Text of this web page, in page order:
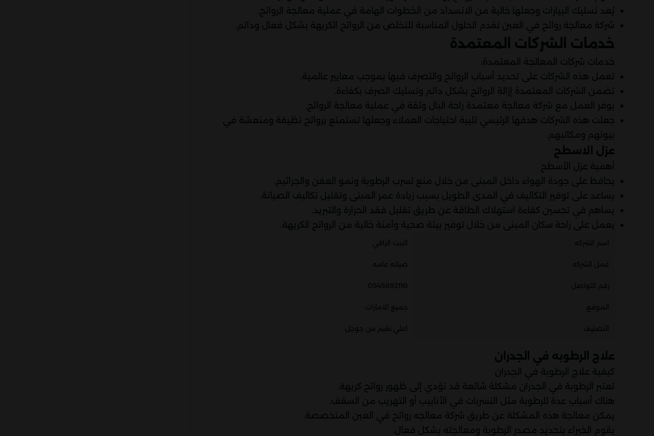
يُعد تسليك البيارات وجعلها خالية من الانسداد من الخطوات الهامة في عملية معالجة الروائح.
شركة معالجة روائح في العين تقدم الحلول المناسبة للتخلص من الروائح الكريهة بشكل فعال ودائم.
خدمات الشركات المعتمدة
خدمات شركات المعالجة المعتمدة:
تعمل هذه الشركات على تحديد أسباب الروائح والتصرف فيها بموجب معايير عالمية.
تضمن الشركات المعتمدة إزالة الروائح بشكل دائم وتسليك الصرف بكفاءة.
يوفر العمل مع شركة معالجة معتمدة راحة البال وثقة في عملية معالجة الروائح.
جعلت هذه الشركات هدفها الرئيسي تلبية احتياجات العملاء وجعلها تستمتع بروائح نظيفة ومنعشة في
بيوتهم ومكاتبهم.
عزل الاسطح
أهمية عزل الأسطح
يحافظ على جودة الهواء داخل المبنى من خلال منع تسرب الرطوبة ونمو العفن والجراثيم.
يساعد على توفير التكاليف في المدى الطويل بسبب زيادة عمر المبنى وتقليل تكاليف الصيانة.
يساهم في تحسين كفاءة استهلاك الطاقة عن طريق تقليل فقد الحرارة والتبريد.
يعمل على راحة سكان المبنى من خلال توفير بيئة صحية وآمنة خالية من الروائح الكريهة.
اسم الشركه البيت الراقي
عمل الشركه صيانه عامه
رقم التواصل 0545892110
الموقع جميع الامارات
التصنيف اعلي تقيم من جوجل
علاج الرطوبه في الجدران
كيفية علاج الرطوبة في الجدران
تعتبر الرطوبة في الجدران مشكلة شائعة قد تؤدي إلى ظهور روائح كريهة.
هناك أسباب عدة للرطوبة مثل التسربات في الأنابيب أو التهريب من السقف.
يمكن معالجة هذه المشكلة عن طريق شركة معالجه روائح في العين المتخصصة.
يقوم الخبراء بتحديد مصدر الرطوبة ومعالجته بشكل فعال.